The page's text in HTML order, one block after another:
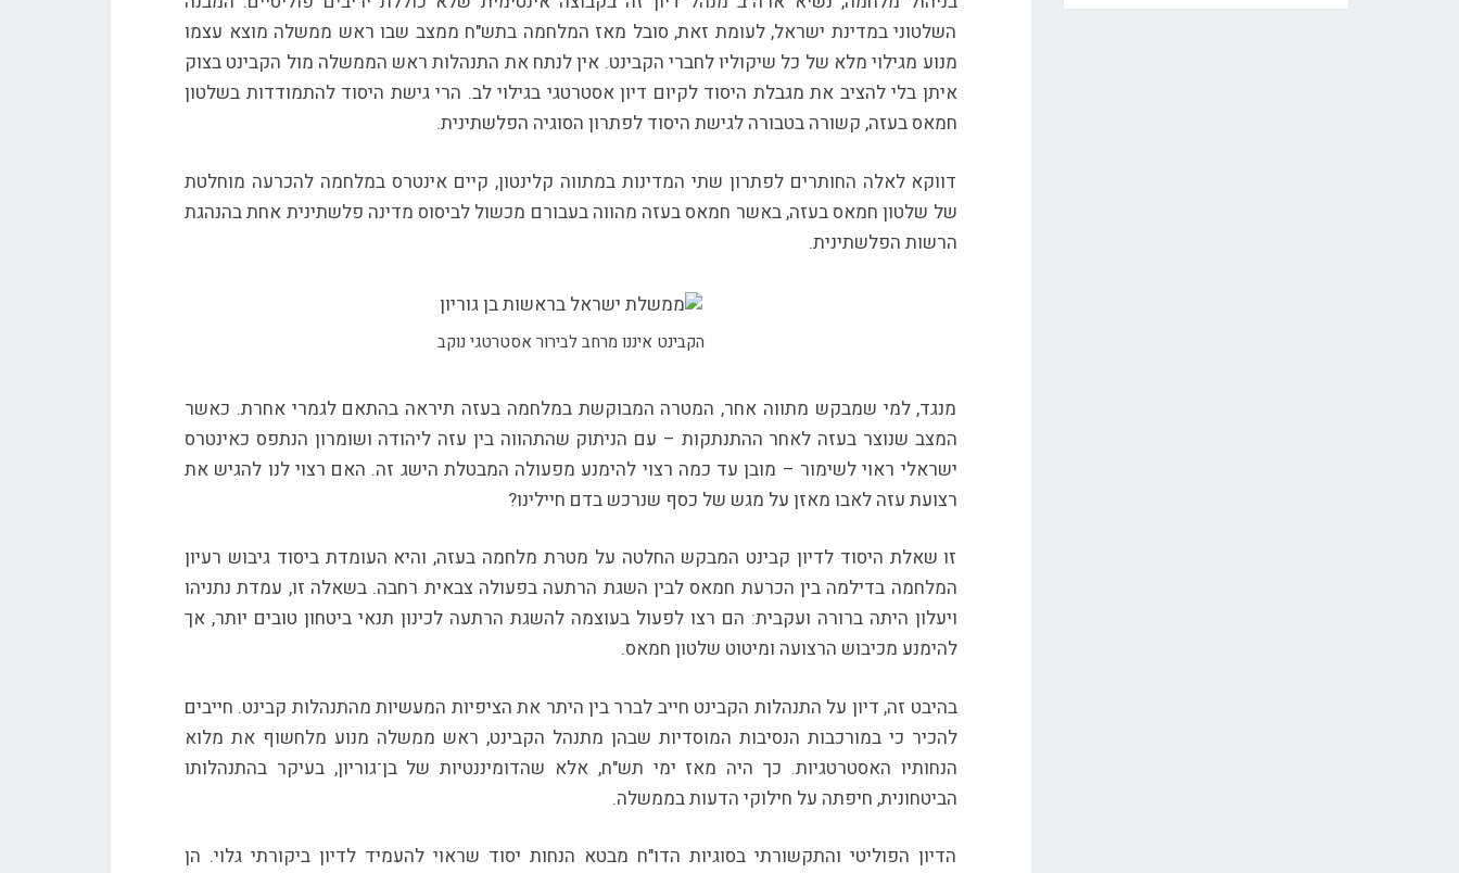
השלטוני במדינת ישראל, לעומת זאת, סובל מאז המלחמה בתש"ח ממצב שבו ראש ממשלה מוצא עצמו
מנוע מגילוי מלא של כל שיקוליו לחברי הקבינט. אין לנתח את התנהלות ראש הממשלה מול הקבינט בצוק
איתן בלי להציב את מגבלת היסוד לקיום דיון אסטרטגי בגילוי לב. הרי גישת היסוד להתמודדות בשלטון
חמאס בעזה, קשורה בטבורה לגישת היסוד לפתרון הסוגיה הפלשתינית.
דווקא לאלה החותרים לפתרון שתי המדינות במתווה קלינטון, קיים אינטרס במלחמה להכרעה מוחלטת
של שלטון חמאס בעזה, באשר חמאס בעזה מהווה בעבורם מכשול לביסוס מדינה פלשתינית אחת בהנהגת
הרשות הפלשתינית.
הקבינט איננו מרחב לבירור אסטרטגי נוקב
מנגד, למי שמבקש מתווה אחר, המטרה המבוקשת במלחמה בעזה תיראה בהתאם לגמרי אחרת. כאשר
המצב שנוצר בעזה לאחר ההתנתקות – עם הניתוק שהתהווה בין עזה ליהודה ושומרון הנתפס כאינטרס
ישראלי ראוי לשימור – מובן עד כמה רצוי להימנע מפעולה המבטלת הישג זה. האם רצוי לנו להגיש את
רצועת עזה לאבו מאזן על מגש של כסף שנרכש בדם חיילינו?
זו שאלת היסוד לדיון קבינט המבקש החלטה על מטרת מלחמה בעזה, והיא העומדת ביסוד גיבוש רעיון
המלחמה בדילמה בין הכרעת חמאס לבין השגת הרתעה בפעולה צבאית רחבה. בשאלה זו, עמדת נתניהו
ויעלון היתה ברורה ועקבית: הם רצו לפעול בעוצמה להשגת הרתעה לכינון תנאי ביטחון טובים יותר, אך
להימנע מכיבוש הרצועה ומיטוט שלטון חמאס.
בהיבט זה, דיון על התנהלות הקבינט חייב לברר בין היתר את הציפיות המעשיות מהתנהלות קבינט. חייבים
להכיר כי במורכבות הנסיבות המוסדיות שבהן מתנהל הקבינט, ראש ממשלה מנוע מלחשוף את מלוא
הנחותיו האסטרטגיות. כך היה מאז ימי תש"ח, אלא שהדומיננטיות של בן־גוריון, בעיקר בהתנהלותו
הביטחונית, חיפתה על חילוקי הדעות בממשלה.
הדיון הפוליטי והתקשורתי בסוגיות הדו"ח מבטא הנחות יסוד שראוי להעמיד לדיון ביקורתי גלוי. הן